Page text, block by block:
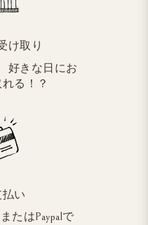
け取り
好きな日にお
る！？
い
たはPaypalで